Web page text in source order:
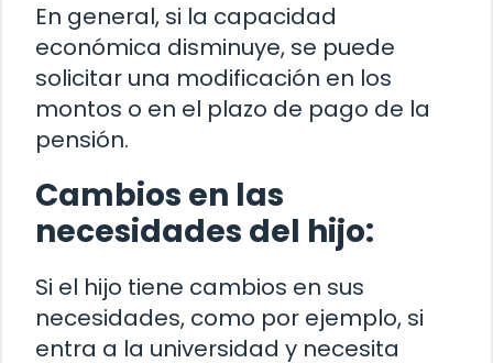
En general, si la capacidad
económica disminuye, se puede
solicitar una modificación en los
montos o en el plazo de pago de la
pensión.
Cambios en las
necesidades del hijo:
Si el hijo tiene cambios en sus
necesidades, como por ejemplo, si
entra a la universidad y necesita